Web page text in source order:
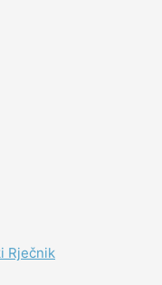
Rječnik